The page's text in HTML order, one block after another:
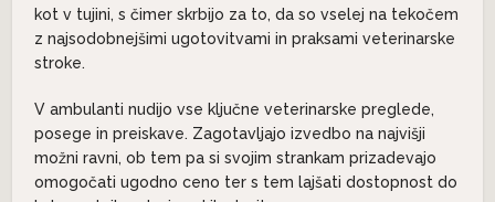
kot v tujini, s čimer skrbijo za to, da so vselej na tekočem
z najsodobnejšimi ugotovitvami in praksami veterinarske
stroke.
V ambulanti nudijo vse ključne veterinarske preglede,
posege in preiskave. Zagotavljajo izvedbo na najvišji
možni ravni, ob tem pa si svojim strankam prizadevajo
omogočati ugodno ceno ter s tem lajšati dostopnost do